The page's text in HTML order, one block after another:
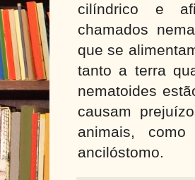
cilíndrico e
chamados
que se
tanto a terra
nematoides
causam
animais,
ancilóstomo.